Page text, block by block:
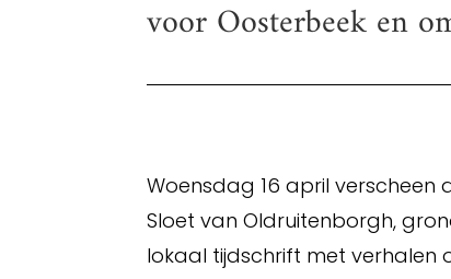
voor Oosterbeek en
Woensdag 16 april verscheen
Sloet van Oldruitenborgh,
lokaal tijdschrift met verhalen